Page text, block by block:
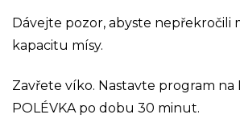
Dávejte pozor, abyste nepřekročili
kapacitu mísy.
Zavřete víko. Nastavte program na
POLÉVKA po dobu 30 minut.